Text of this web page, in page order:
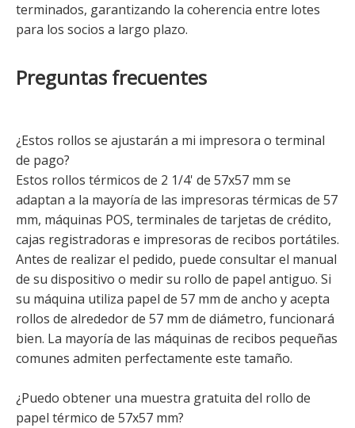
terminados, garantizando la coherencia entre lotes
para los socios a largo plazo.
Preguntas frecuentes
¿Estos rollos se ajustarán a mi impresora o terminal
de pago?
Estos rollos térmicos de 2 1/4' de 57x57 mm se
adaptan a la mayoría de las impresoras térmicas de 57
mm, máquinas POS, terminales de tarjetas de crédito,
cajas registradoras e impresoras de recibos portátiles.
Antes de realizar el pedido, puede consultar el manual
de su dispositivo o medir su rollo de papel antiguo. Si
su máquina utiliza papel de 57 mm de ancho y acepta
rollos de alrededor de 57 mm de diámetro, funcionará
bien. La mayoría de las máquinas de recibos pequeñas
comunes admiten perfectamente este tamaño.
¿Puedo obtener una muestra gratuita del rollo de
papel térmico de 57x57 mm?